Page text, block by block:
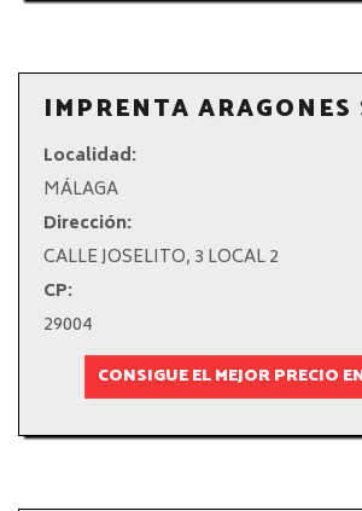
IMPRENTA ARAGONES
Localidad:
MÁLAGA
Dirección:
CALLE JOSELITO, 3 LOCAL 2
CP:
29004
CONSIGUE EL MEJOR PRECIO